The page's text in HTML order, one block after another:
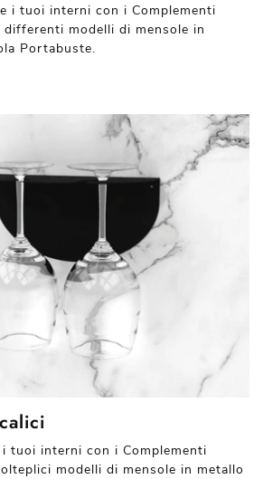
i tuoi interni con i Complementi
differenti modelli di mensole in
Portabuste.
tuoi interni con i Complementi
modelli di mensole in metallo